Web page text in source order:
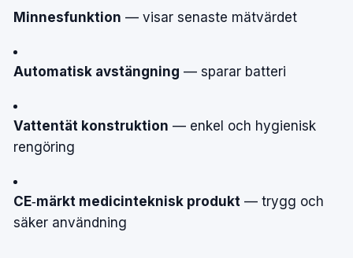
Minnesfunktion — visar senaste mätvärdet
Automatisk avstängning — sparar batteri
Vattentät konstruktion — enkel och hygienisk
rengöring
CE‑märkt medicinteknisk produkt — trygg och
säker användning